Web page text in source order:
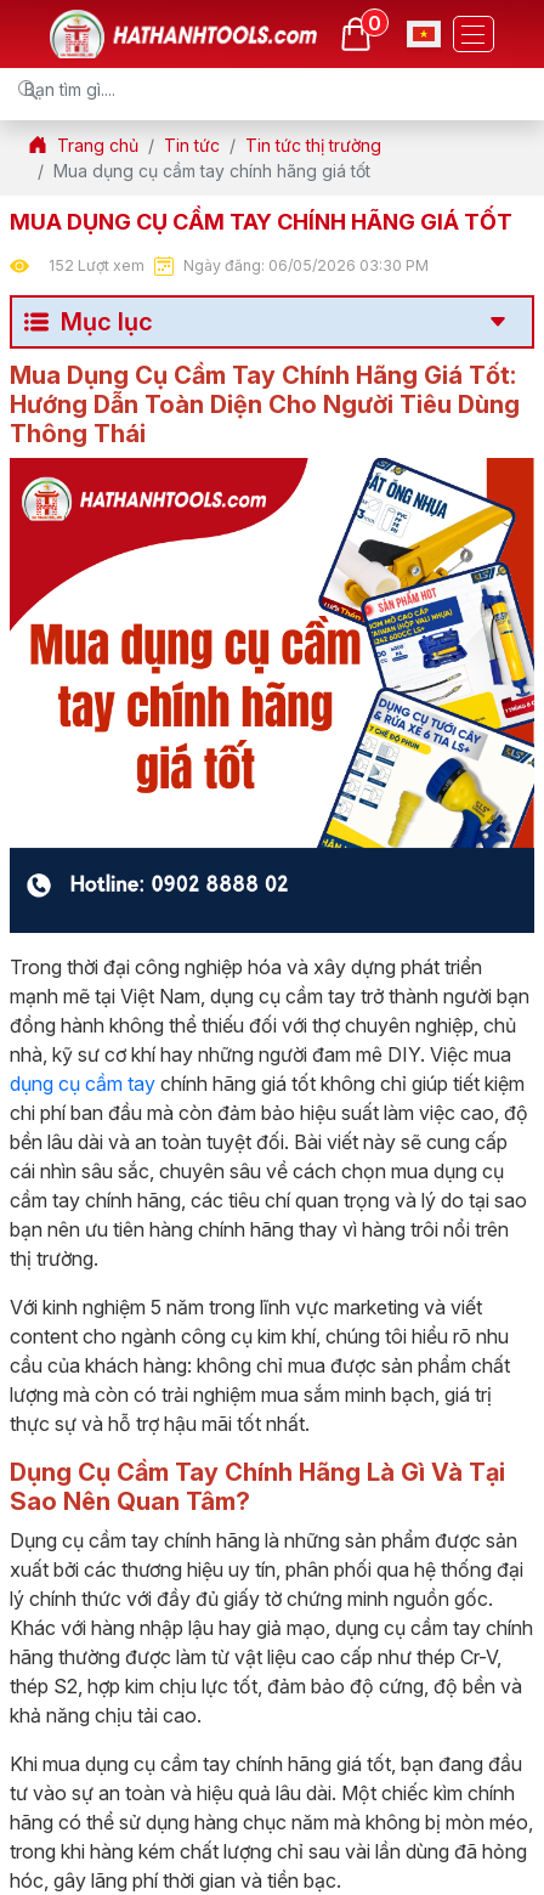
0
Trang chủ Tin tức
Tin tức thị trường
Mua dụng cụ cầm tay chính hãng giá tốt
MUA DỤNG CỤ CẦM TAY CHÍNH HÃNG GIÁ TỐT
152 Lượt xem Ngày đăng: 06/05/2026 03:30 PM
Mục lục
Mua Dụng Cụ Cầm Tay Chính Hãng Giá Tốt:
Hướng Dẫn Toàn Diện Cho Người Tiêu Dùng
Thông Thái
Trong thời đại công nghiệp hóa và xây dựng phát triển
mạnh mẽ tại Việt Nam, dụng cụ cầm tay trở thành người bạn
đồng hành không thể thiếu đối với thợ chuyên nghiệp, chủ
nhà, kỹ sư cơ khí hay những người đam mê DIY. Việc mua
dụng cụ cầm tay chính hãng giá tốt không chỉ giúp tiết kiệm
chi phí ban đầu mà còn đảm bảo hiệu suất làm việc cao, độ
bền lâu dài và an toàn tuyệt đối. Bài viết này sẽ cung cấp
cái nhìn sâu sắc, chuyên sâu về cách chọn mua dụng cụ
cầm tay chính hãng, các tiêu chí quan trọng và lý do tại sao
bạn nên ưu tiên hàng chính hãng thay vì hàng trôi nổi trên
thị trường.
Với kinh nghiệm 5 năm trong lĩnh vực marketing và viết
content cho ngành công cụ kim khí, chúng tôi hiểu rõ nhu
cầu của khách hàng: không chỉ mua được sản phẩm chất
lượng mà còn có trải nghiệm mua sắm minh bạch, giá trị
thực sự và hỗ trợ hậu mãi tốt nhất.
Dụng Cụ Cầm Tay Chính Hãng Là Gì Và Tại
Sao Nên Quan Tâm?
Dụng cụ cầm tay chính hãng là những sản phẩm được sản
xuất bởi các thương hiệu uy tín, phân phối qua hệ thống đại
lý chính thức với đầy đủ giấy tờ chứng minh nguồn gốc.
Khác với hàng nhập lậu hay giả mạo, dụng cụ cầm tay chính
hãng thường được làm từ vật liệu cao cấp như thép Cr-V,
thép S2, hợp kim chịu lực tốt, đảm bảo độ cứng, độ bền và
khả năng chịu tải cao.
Khi mua dụng cụ cầm tay chính hãng giá tốt, bạn đang đầu
tư vào sự an toàn và hiệu quả lâu dài. Một chiếc kìm chính
hãng có thể sử dụng hàng chục năm mà không bị mòn méo,
trong khi hàng kém chất lượng chỉ sau vài lần dùng đã hỏng
hóc, gây lãng phí thời gian và tiền bạc.